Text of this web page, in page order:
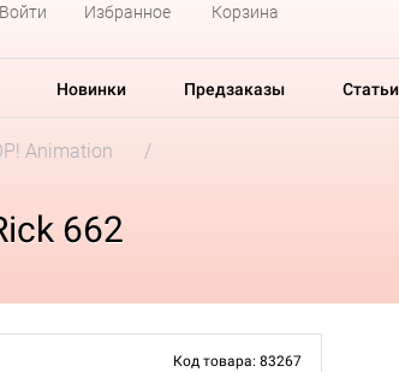
Войти
Избранное Корзина
Новинки Предзаказы Статьи
Animation
662
Код товара: 83267